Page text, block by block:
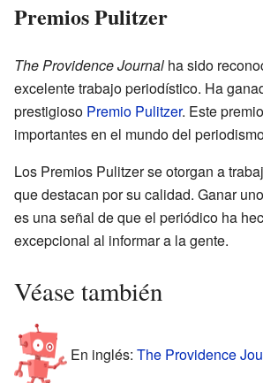
Premios Pulitzer
The Providence Journal ha sido
excelente trabajo periodístico. Ha
prestigioso Premio Pulitzer. Este
importantes en el mundo del
Los Premios Pulitzer se otorgan a
que destacan por su calidad. Ganar
es una señal de que el periódico ha
excepcional al informar a la gente.
Véase también
En inglés: The Providence